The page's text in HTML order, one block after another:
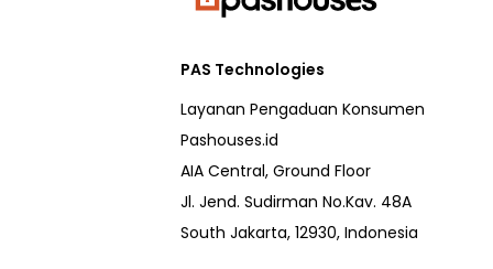
PAS Technologies
Layanan Pengaduan Konsumen
Pashouses.id
AIA Central, Ground Floor
Jl. Jend. Sudirman No.Kav. 48A
South Jakarta, 12930, Indonesia